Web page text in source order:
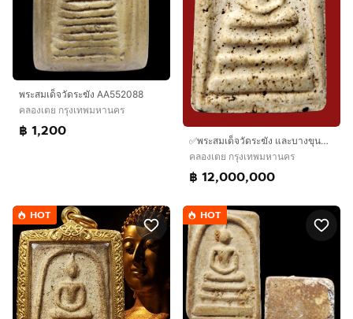
พระสมเด็จวัดระฆัง AA552088
คลองเตย กรุงเทพมหานคร
฿ 1,200
✅พระสมเด็จวัดระฆัง และบางขุนพรหม AA629774
คลองเตย กรุงเทพมหานคร
฿ 12,000,000
HOT HOT